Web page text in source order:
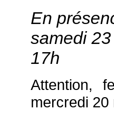
En
samedi
17h
Attention,
mercredi 20